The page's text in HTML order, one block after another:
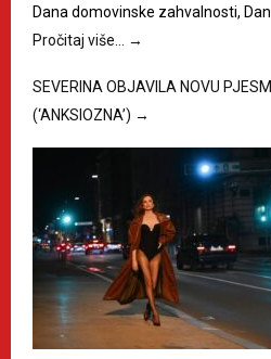
Dana domovinske zahvalnosti,
Pročitaj više…
→
SEVERINA OBJAVILA NOVU
(‘ANKSIOZNA’) →